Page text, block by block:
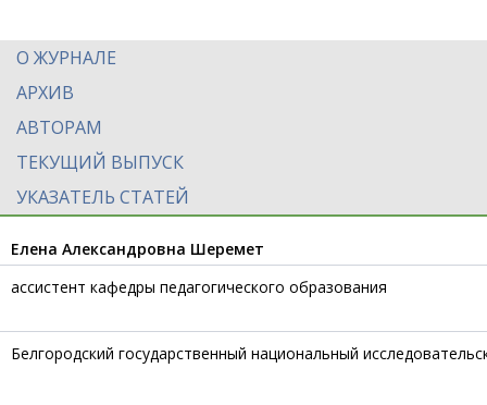
О ЖУРНАЛЕ
АРХИВ
АВТОРАМ
ТЕКУЩИЙ ВЫПУСК
УКАЗАТЕЛЬ СТАТЕЙ
Елена Александровна Шеремет
ассистент кафедры педагогического образования
Белгородский государственный национальный